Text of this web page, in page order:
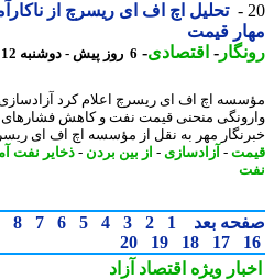
تحلیل اچ اف ای ریسرچ از
قیمت
-اقتصادی-6 روز پیش - دوشنبه 12 مرداد 1405، 12:07
اچ اف ای ریسرچ اعلام کرد آزادسازی
منحنی قیمت نفت و کاهش فشارهای
مهر به نقل از مؤسسه اچ اف ای ریسرچ، ...
-آزادسازی- از بین بردن-ذخایر نفت آمریکا
بعد 1
2
3
4
5
6
7
8
9
17
18
19
20
ویژهاقتصاد آزاد